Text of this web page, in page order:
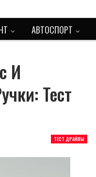
АВТОСПОРТ
И
Тест
ТЕСТ ДРАЙВЫ